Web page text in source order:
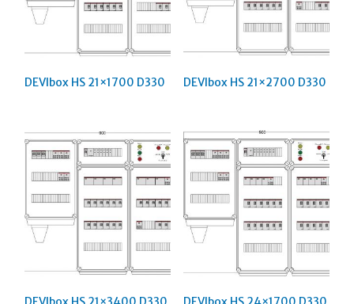
DEVIbox HS 21×1700 D330 DEVIbox HS 21×2700 D330